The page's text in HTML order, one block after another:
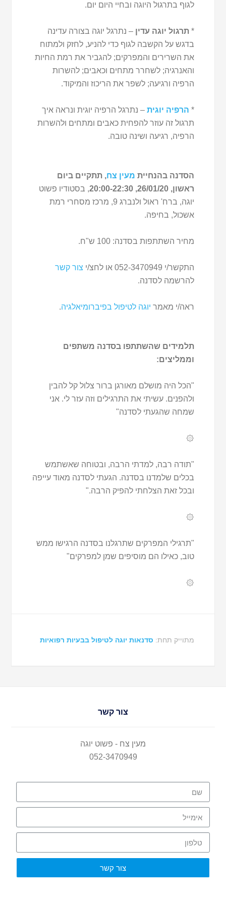
לגוף בתרגול היוגה ובחיי היום יום.
*תרגול יוגה עדין – נתרגל יוגה בצורה עדינה
בדגש על הקשבה לגוף כדי להניע, לחזק ולמתוח
את השרירים והמפרקים; להגביר את רמת החיות
והאנרגיה; לשחרר מתחים וכאבים; להשרות
הרפיה ורגיעה; לשפר את הריכוז והמיקוד.
* הרפיה יוגית – נתרגל הרפיה יוגית ונראה איך
תרגול זה עוזר להפחית כאבים ומתחים ולהשרות
הרפיה, רגיעה ושינה טובה.
הסדנה בהנחיית מעין צח, תתקיים ביום
ראשון, 26/01/20, 20:00-22:30
, בסטודיו פשוט
יוגה, ברח' ראול ולנברג 9, מרכז מסחרי רמת
אשכול, בחיפה.
מחיר השתתפות בסדנה: 100 ש"ח.
התקשר/י 052-3470949 או לחצ/י
צור קשר
להרשמה לסדנה.
ראה/י מאמר יוגה לטיפול בפיברומיאלגיה.
תלמידים שהשתתפו בסדנה משתפים
וממליצים:
"הכל היה מושלם מאורגן ברור צלול קל להבין
ולהפנים. עשיתי את התרגילים וזה עזר לי. אני
שמחה שהגעתי לסדנה"
۞
"תודה רבה, למדתי הרבה, ובטוחה שאשתמש
בכלים שלמדנו בסדנה. הגעתי לסדנה מאוד עייפה
ובכל זאת הצלחתי להפיק הרבה."
۞
"תרגילי המפרקים שתרגלנו בסדנה הרגישו ממש
טוב, כאילו הם מוסיפים שמן למפרקים"
۞
מתוייק תחת: סדנאות יוגה לטיפול בבעיות רפואיות
צור קשר
מעין צח - פשוט יוגה
052-3470949
צור קשר